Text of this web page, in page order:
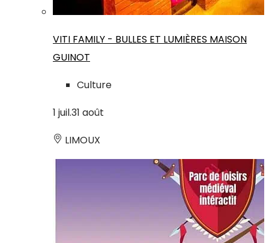
VITI FAMILY - BULLES ET LUMIÈRES MAISON
GUINOT
Culture
1 juil.31 août
LIMOUX